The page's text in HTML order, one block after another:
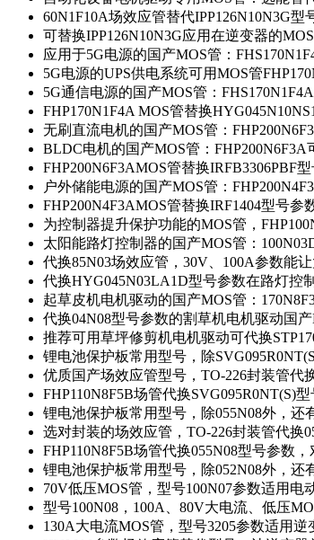
60N1F10A场效应管替代IPP126N10N3G型
可替换IPP126N10N3G应用在逆变器的
应用于5G电源的国产MOS管：
5G电源的UPS供电系统可用MOS管
5G通信电源的国产MOS管：
FHP170N1F4A MOS管替换
无刷直流电机的国产MOS管：
BLDC电机的国产MOS管：FHP200N6F3A
FHP200N6F3AMOS管替换IRFB3306PBF
户外储能电源的国产MOS管：
FHP200N4F3AMOS管替换IRF1404型号参
为控制器提升保护功能的MOS管，
太阳能路灯控制器的国产MOS管：
代换85N03场效应管，30V、100A参数能
代换HYG045N03LA1D型号参数在路灯控
起草皮机电机驱动的国产MOS管：
代换04N08型号参数的割草机电机驱动国产
推荐可用草坪修剪机电机驱动可代换
锂电池保护板常用型号，除
优质国产场效应管型号，TO-226封装管代
FHP110N8F5B场管代换SVG095R0NT(S)
锂电池保护板常用型号，除055N08外，还
选对封装的场效应管，TO-226封装管代换
FHP110N8F5B场管代换055N08型号参数
锂电池保护板常用型号，除052N08外，还
70V低压MOS管，型号100N07参数适用电
型号100N08，100A、80V大电流、低压
130A大电流MOS管，型号3205参数适用逆